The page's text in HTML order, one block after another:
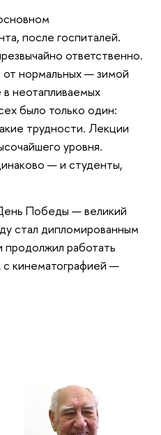
после госпиталей.
ответственно.
от нормальных — зимой
неотапливаемых
было только один:
трудности. Лекции
уровня.
— и студенты,
Победы — великий
стал дипломированным
работать
кинематографией —